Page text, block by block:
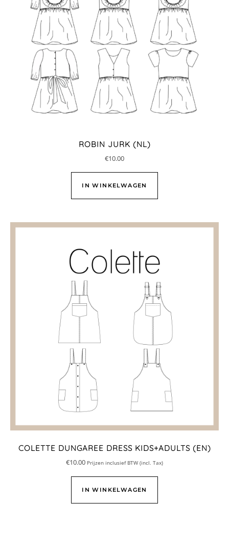
ROBIN JURK (NL)
€10.00
IN WINKELWAGEN
COLETTE DUNGAREE DRESS KIDS+ADULTS (EN)
€10.00 Prijzen inclusief BTW (incl. Tax)
IN WINKELWAGEN